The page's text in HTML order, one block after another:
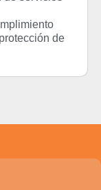
de